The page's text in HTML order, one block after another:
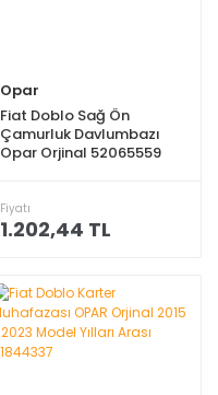
Opar
Fiat Doblo Sağ Ön
Çamurluk Davlumbazı
Opar Orjinal 52065559
Fiyatı
1.202,44 TL